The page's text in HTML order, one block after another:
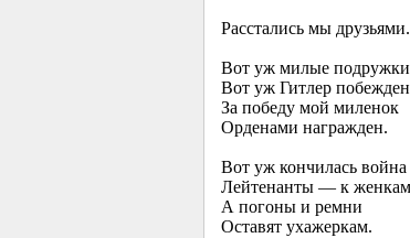
Расстались мы
Вот уж милые подружки
Вот уж Гитлер
За победу мой миленок
Орденами награжден.
Вот уж кончилась война
Лейтенанты — к
А погоны и ремни
Оставят ухажеркам.